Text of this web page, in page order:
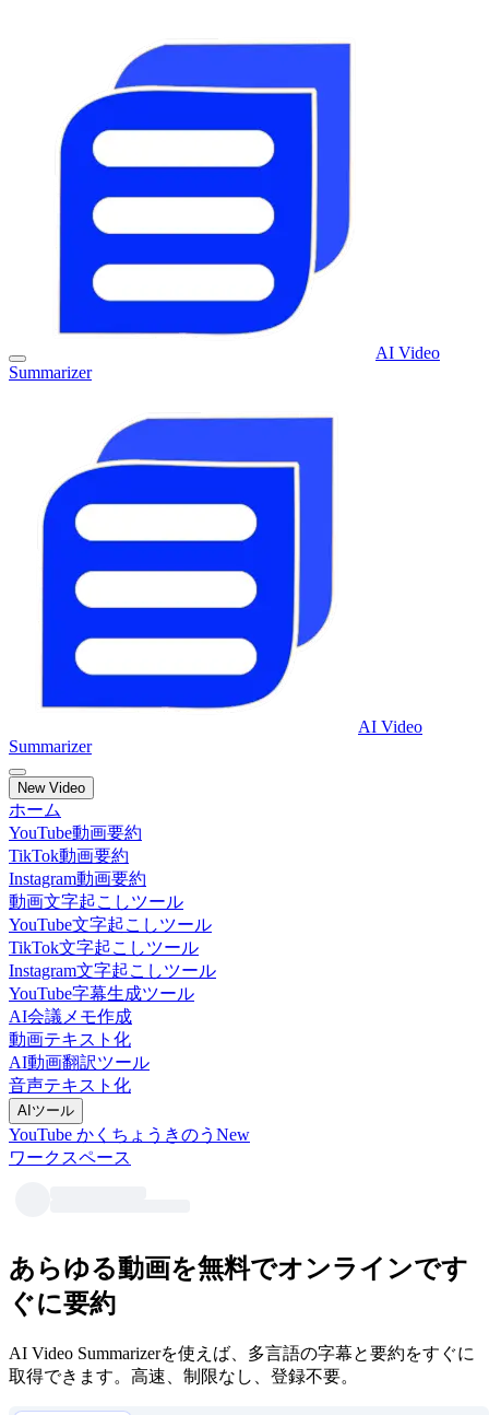
AI Video
Summarizer
AI Video
Summarizer
New Video
ホーム
YouTube動画要約
TikTok動画要約
Instagram動画要約
動画文字起こしツール
YouTube文字起こしツール
TikTok文字起こしツール
Instagram文字起こしツール
YouTube字幕生成ツール
AI会議メモ作成
動画テキスト化
AI動画翻訳ツール
音声テキスト化
AIツール
YouTube かくちょうきのう New
ワークスペース
あらゆる動画を無料でオンラインです
ぐに要約
AI Video Summarizerを使えば、多言語の字幕と要約をすぐに
取得できます。高速、制限なし、登録不要。